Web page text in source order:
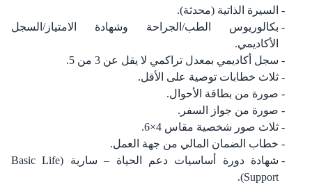
السيرة الذاتية (محدثة).
بكالوريوس الطب/الجراحة وشهادة الامتياز/السجل
الأكاديمي.
سجل أكاديمي بمعدل تراكمي لا يقل عن 3 من 5.
ثلاث خطابات توصية على الأقل.
صورة من بطاقة الأحوال.
صورة من جواز السفر.
ثلاث صور شخصية مقاس 4×6.
خطاب الضمان المالي من جهة العمل.
شهادة دورة أساسيات دعم الحياة – سارية (Basic Life
Support).